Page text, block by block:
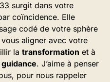
surgit dans votre
coïncidence. Elle
codé de votre sphère
aligner avec votre
la transformation et à
guidance. J’aime à penser
pour nous rappeler